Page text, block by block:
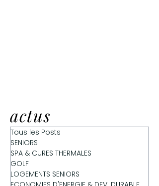
actus
Tous les Posts
SENIORS
SPA & CURES THERMALES
GOLF
LOGEMENTS SENIORS